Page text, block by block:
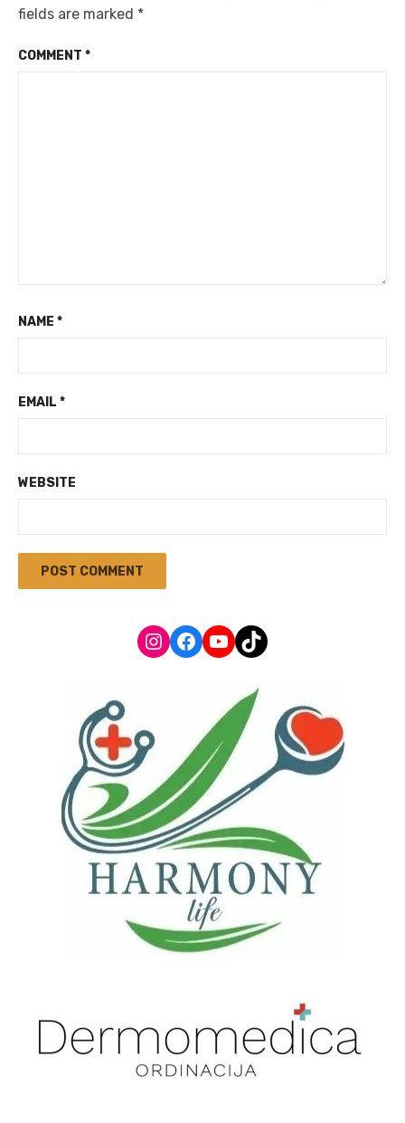
fields are marked *
COMMENT *
NAME *
EMAIL *
WEBSITE
Instagram
Facebook
YouTube
TikTok